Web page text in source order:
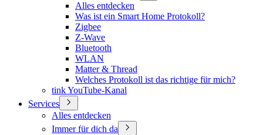
Alles entdecken
Was ist ein Smart Home Protokoll?
Zigbee
Z-Wave
Bluetooth
WLAN
Matter & Thread
Welches Protokoll ist das richtige für mich?
tink YouTube-Kanal
Services
Alles entdecken
Immer für dich da